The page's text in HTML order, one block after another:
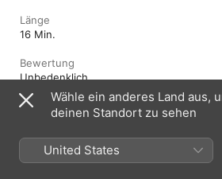
Länge
16 Min.
Bewertung
Unbedenklich
Copyright © 2026
Alle Rechte vorbehalten.
Wähle ein anderes Land aus,
deinen Standort zu sehen
United States